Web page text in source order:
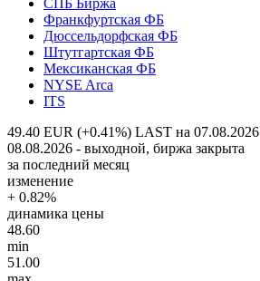
Франкфуртская ФБ
Дюссельдорфская ФБ
Штутгартская ФБ
Мексиканская ФБ
NYSE Arca
ITS
49.40 EUR (+0.41%) LAST на 07.08.2026
08.08.2026 - выходной, биржа закрыта
за последний месяц
изменение
+ 0.82%
динамика цены
48.60
min
51.00